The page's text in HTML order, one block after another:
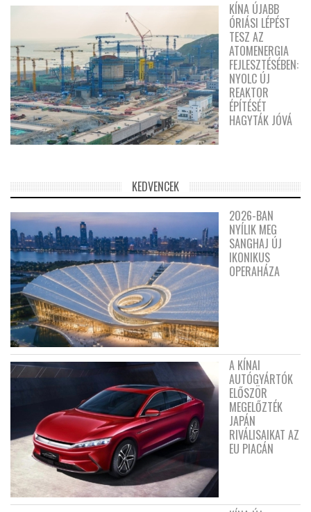
KÍNA ÚJABB
ÓRIÁSI LÉPÉST
TESZ AZ
ATOMENERGIA
FEJLESZTÉSÉBEN:
NYOLC ÚJ
REAKTOR
ÉPÍTÉSÉT
HAGYTÁK JÓVÁ
KEDVENCEK
2026-BAN
NYÍLIK MEG
SANGHAJ ÚJ
IKONIKUS
OPERAHÁZA
A KÍNAI
AUTÓGYÁRTÓK
ELŐSZÖR
MEGELŐZTÉK
JAPÁN
RIVÁLISAIKAT AZ
EU PIACÁN